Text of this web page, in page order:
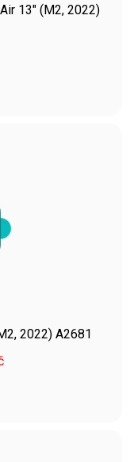
13″ (M2, 2022)
2022) A2681